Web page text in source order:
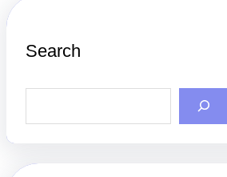
Search
S